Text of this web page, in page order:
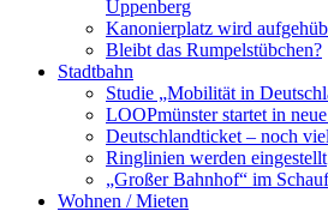
Uppenberg
Kanonierplatz wird
Bleibt das Rumpelstübchen?
Stadtbahn
Studie „Mobilität in
LOOPmünster startet in
Deutschlandticket – noch
Ringlinien werden eingestellt
„Großer Bahnhof“ im
Wohnen / Mieten